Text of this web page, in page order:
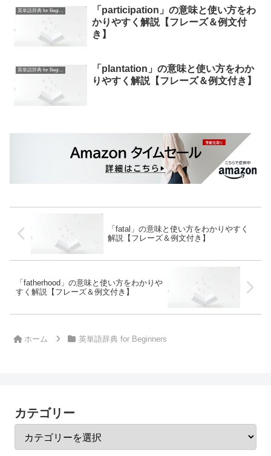
英単語辞典 for Beginners
「participation」の意味と使い方をわ
かりやすく解説【フレーズ＆例文付
き】
英単語辞典 for Beginners
「plantation」の意味と使い方をわか
りやすく解説【フレーズ＆例文付き】
「fatal」の意味と使い方をわかりやすく
解説【フレーズ＆例文付き】
「fatherhood」の意味と使い方をわかりや
すく解説【フレーズ＆例文付き】
ホーム 英単語辞典 for Beginners
カテゴリー